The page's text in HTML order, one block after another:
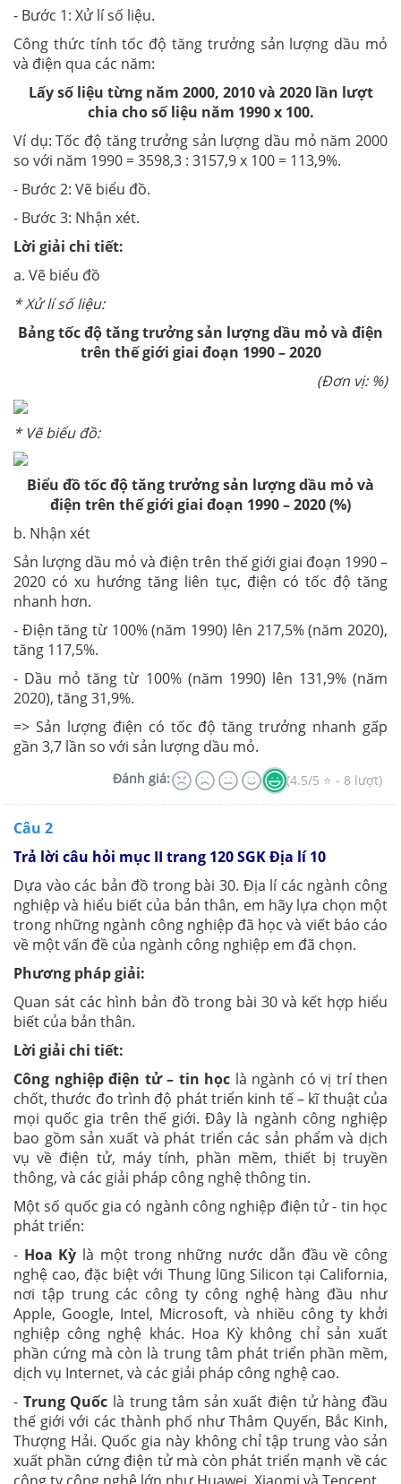
- Bước 1: Xử lí số liệu.
Công thức tính tốc độ tăng trưởng sản lượng dầu mỏ
và điện qua các năm:
Lấy số liệu từng năm 2000, 2010 và 2020 lần lượt
chia cho số liệu năm 1990 x 100.
Ví dụ:Tốc độ tăngtrưởng sản lượng dầu mỏ năm 2000
so với năm 1990 = 3598,3 : 3157,9 x 100 = 113,9%.
- Bước 2: Vẽ biểu đồ.
- Bước 3: Nhận xét.
Lời giải chi tiết:
a. Vẽ biểu đồ
* Xử lí số liệu:
Bảng tốc độ tăng trưởng sản lượng dầu mỏ và điện
trên thế giới giai đoạn 1990 – 2020
(Đơn vị: %)
* Vẽ biểu đồ:
Biểu đồtốc độ tăng trưởng sản lượng dầu mỏ và
điện trên thế giới giai đoạn 1990 – 2020 (%)
b. Nhận xét
Sản lượng dầu mỏ và điện trên thế giới giai đoạn 1990 –
2020 có xu hướng tăng liên tục, điện có tốc độ tăng
nhanh hơn.
- Điện tăng từ 100% (năm 1990) lên 217,5% (năm 2020),
tăng 117,5%.
- Dầu mỏ tăng từ 100% (năm 1990) lên 131,9% (năm
2020), tăng 31,9%.
=> Sản lượng điện có tốc độ tăng trưởng nhanh gấp
gần 3,7 lần so với sản lượng dầu mỏ.
Đánh giá: (4.5/5 ⭐ - 8 lượt)
Câu 2
Trả lời câu hỏi mục II trang 120 SGK Địa lí 10
Dựa vào các bản đồ trong bài 30. Địa lí các ngành công
nghiệp và hiểu biết của bản thân, em hãy lựa chọn một
trong những ngành công nghiệp đã học và viết báo cáo
về một vấn đề của ngành công nghiệp em đã chọn.
Phương pháp giải:
Quan sát các hình bản đồ trong bài 30 và kết hợp hiểu
biết của bản thân.
Lời giải chi tiết:
Công nghiệp điện tử – tin học là ngành có vị trí then
chốt, thước đo trình độ phát triển kinh tế – kĩ thuật của
mọi quốc gia trên thế giới. Đây là ngành công nghiệp
bao gồm sản xuất và phát triển các sản phẩm và dịch
vụ về điện tử, máy tính, phần mềm, thiết bị truyền
thông, và các giải pháp công nghệ thông tin.
Một số quốc gia có ngành công nghiệp điện tử - tin học
phát triển:
- Hoa Kỳ là một trong những nước dẫn đầu về công
nghệ cao, đặc biệt với Thung lũng Silicon tại California,
nơi tập trung các công ty công nghệ hàng đầu như
Apple, Google, Intel, Microsoft, và nhiều công ty khởi
nghiệp công nghệ khác. Hoa Kỳ không chỉ sản xuất
phần cứng mà còn là trung tâm phát triển phần mềm,
dịch vụ Internet, và các giải pháp công nghệ cao.
- Trung Quốc là trung tâm sản xuất điện tử hàng đầu
thế giới với các thành phố như Thâm Quyến, Bắc Kinh,
Thượng Hải. Quốc gia này không chỉ tập trung vào sản
xuất phần cứng điện tử mà còn phát triển mạnh về các